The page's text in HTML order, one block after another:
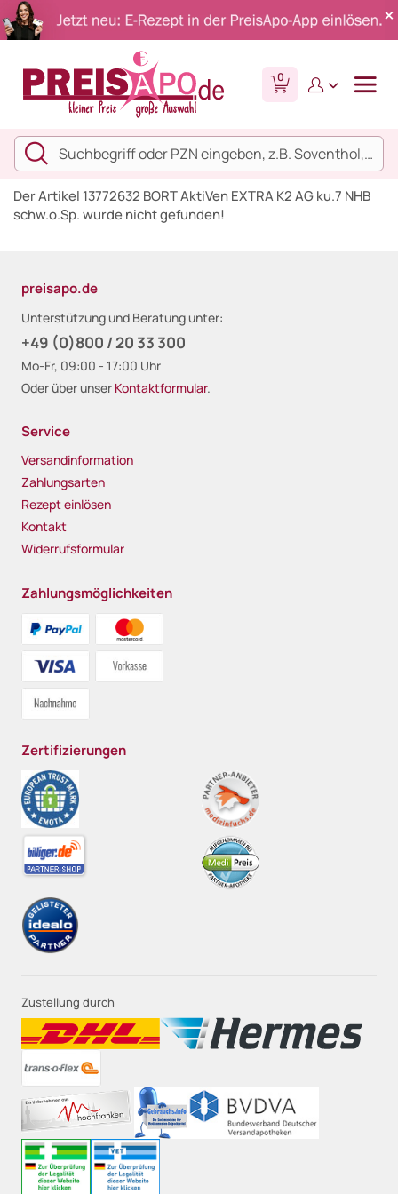
0
Der Artikel 13772632 BORT AktiVen EXTRA K2 AG ku.7 NHB
schw.o.Sp. wurde nicht gefunden!
preisapo.de
Unterstützung und Beratung unter:
+49 (0)800 / 20 33 300
Mo-Fr, 09:00 - 17:00 Uhr
Oder über unser Kontaktformular.
Service
Versandinformation
Zahlungsarten
Rezept einlösen
Kontakt
Widerrufsformular
Zahlungsmöglichkeiten
Zertifizierungen
Zustellung durch